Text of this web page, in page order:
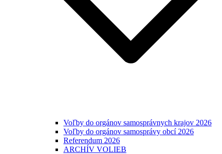
Voľby do orgánov samosprávnych krajov 2026
Voľby do orgánov samosprávy obcí 2026
Referendum 2026
ARCHÍV VOLIEB